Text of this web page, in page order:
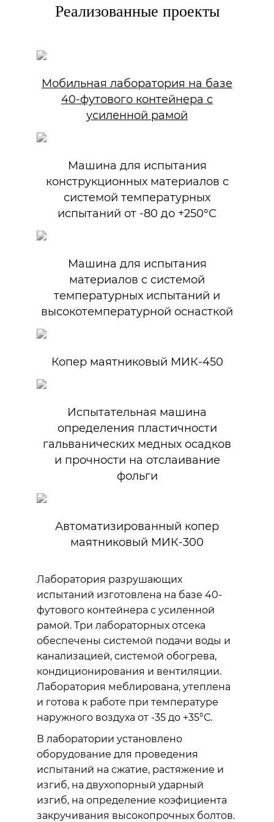
Реализованные проекты
Мобильная лаборатория на базе
40-футового контейнера с
усиленной рамой
Машина для испытания
конструкционных материалов с
системой температурных
испытаний от -80 до +250°С
Машина для испытания
материалов c системой
температурных испытаний и
высокотемпературной оснасткой
Копер маятниковый МИК-450
Испытательная машина
определения пластичности
гальванических медных осадков
и прочности на отслаивание
фольги
Автоматизированный копер
маятниковый МИК-300
Лаборатория разрушающих
испытаний изготовлена на базе 40-
футового контейнера с усиленной
рамой. Три лабораторных отсека
обеспечены системой подачи воды и
канализацией, системой обогрева,
кондиционирования и вентиляции.
Лаборатория меблирована, утеплена
и готова к работе при температуре
наружного воздуха от -35 до +35°С.
В лаборатории установлено
оборудование для проведения
испытаний на сжатие, растяжение и
изгиб, на двухопорный ударный
изгиб, на определение коэфициента
закручивания высокопрочных болтов.